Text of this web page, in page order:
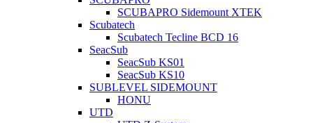
SCUBAPRO Sidemount XTEK
Scubatech
Scubatech Tecline BCD 16
SeacSub
SeacSub KS01
SeacSub KS10
SUBLEVEL SIDEMOUNT
HONU
UTD